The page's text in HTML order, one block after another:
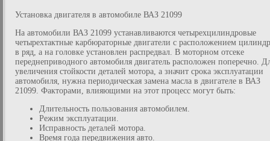
Установка двигателя в автомобиле ВАЗ 21099
На автомобили ВАЗ 21099 устанавливаются четырехцилиндровые
четырехтактные карбюраторные двигатели с расположением
в ряд, а на головке установлен распредвал. В моторном отсеке
переднеприводного автомобиля двигатель расположен поперечно.
увеличения стойкости деталей мотора, а значит срока эксплуатации
автомобиля, нужна периодическая замена масла в двигателе в ВАЗ
21099. Факторами, влияющими на этот процесс могут быть:
Длительность пользования автомобилем.
Режим эксплуатации.
Исправность деталей мотора.
Время года передвижения авто.